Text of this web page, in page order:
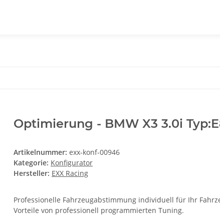
Optimierung - BMW X3 3.0i
Artikelnummer: exx-konf-00946
Kategorie: Konfigurator
Hersteller: EXX Racing
Professionelle Fahrzeugabstimmung individuell für Ihr
Vorteile von professionell programmierten Tuning.